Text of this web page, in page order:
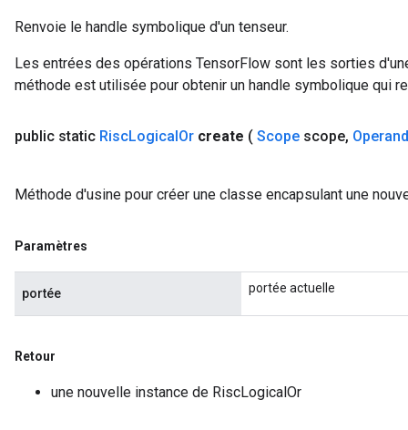
Renvoie le handle symbolique d'un tenseur.
Les entrées des opérations TensorFlow sont les sorties
méthode est utilisée pour obtenir un handle symbolique qui
public static RiscLogicalOr create ( Scope scope, Operand
Méthode d'usine pour créer une classe encapsulant une
Paramètres
portée portée actuelle
Retour
une nouvelle instance de RiscLogicalOr